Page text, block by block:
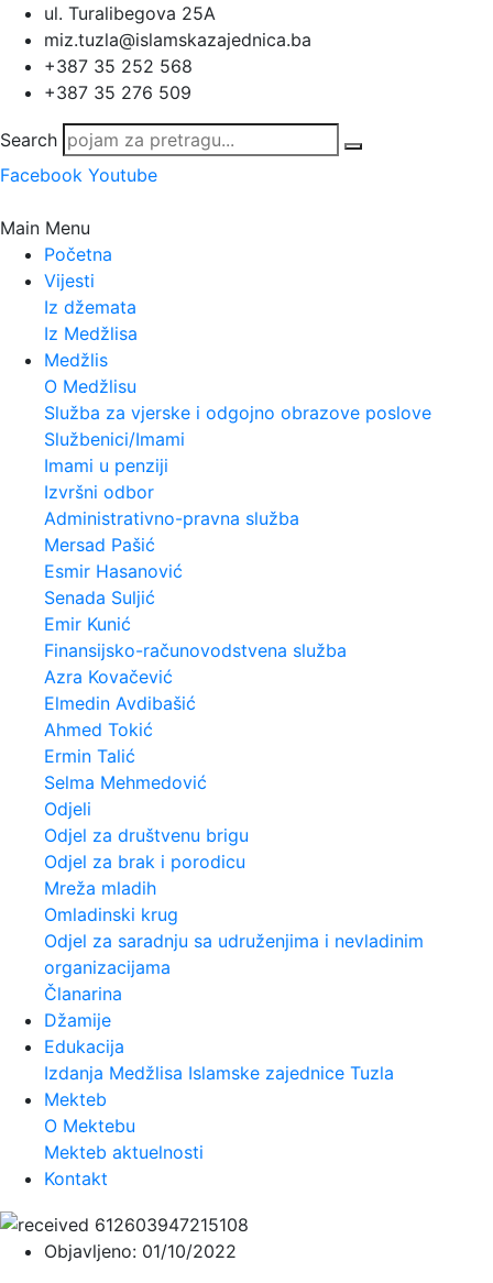
ul. Turalibegova 25A
miz.tuzla@islamskazajednica.ba
+387 35 252 568
+387 35 276 509
Search
Facebook Youtube
Main Menu
Početna
Vijesti
Iz džemata
Iz Medžlisa
Medžlis
O Medžlisu
Služba za vjerske i odgojno obrazove poslove
Službenici/Imami
Imami u penziji
Izvršni odbor
Administrativno-pravna služba
Mersad Pašić
Esmir Hasanović
Senada Suljić
Emir Kunić
Finansijsko-računovodstvena služba
Azra Kovačević
Elmedin Avdibašić
Ahmed Tokić
Ermin Talić
Selma Mehmedović
Odjeli
Odjel za društvenu brigu
Odjel za brak i porodicu
Mreža mladih
Omladinski krug
Odjel za saradnju sa udruženjima i nevladinim
organizacijama
Članarina
Džamije
Edukacija
Izdanja Medžlisa Islamske zajednice Tuzla
Mekteb
O Mektebu
Mekteb aktuelnosti
Kontakt
Objavljeno: 01/10/2022